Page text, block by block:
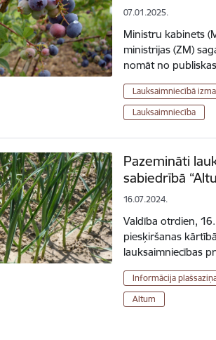
07.01.2025.
Ministru kabinets
ministrijas (ZM)
nomāt no
Lauksaimniecībā
Lauksaimniecība
Pazemināti
sabiedrībā
16.07.2024.
Valdība otrdien,
piesķiršanas
lauksaimniecības
Informācija
Altum